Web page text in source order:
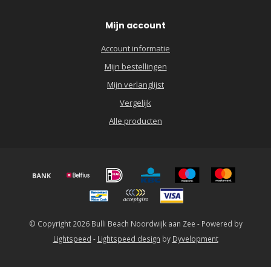
Mijn account
Account informatie
Mijn bestellingen
Mijn verlanglijst
Vergelijk
Alle producten
© Copyright 2026 Bulli Beach Noordwijk aan Zee - Powered by
Lightspeed - Lightspeed design by Dyvelopment